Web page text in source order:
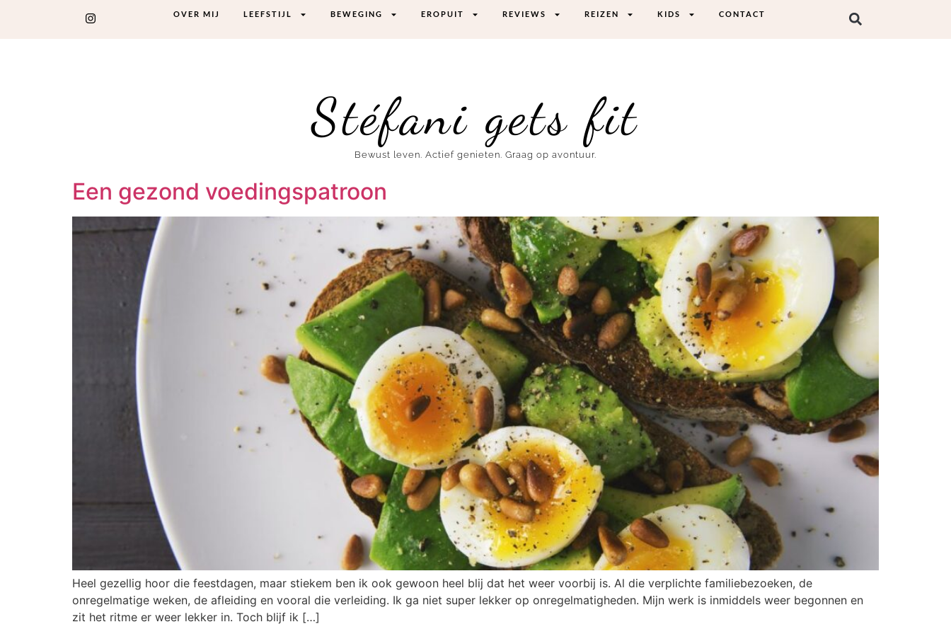
OVER MIJ LEEFSTIJL BEWEGING EROPUIT REVIEWS REIZEN KIDS CONTACT
Stéfani gets fit
Bewust leven. Actief genieten. Graag op avontuur.
Een gezond voedingspatroon
Heel gezellig hoor die feestdagen, maar stiekem ben ik ook gewoon heel blij dat het weer voorbij is. Al die verplichte familiebezoeken, de
onregelmatige weken, de afleiding en vooral die verleiding. Ik ga niet super lekker op onregelmatigheden. Mijn werk is inmiddels weer begonnen en
zit het ritme er weer lekker in. Toch blijf ik […]